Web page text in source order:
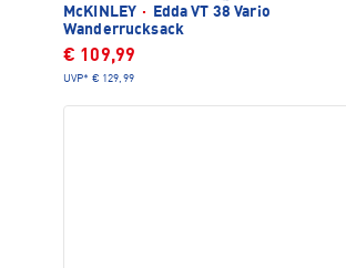
McKINLEY ·
Edda VT 38 Vario
Wanderrucksack
€ 109,99
UVP* € 129,99